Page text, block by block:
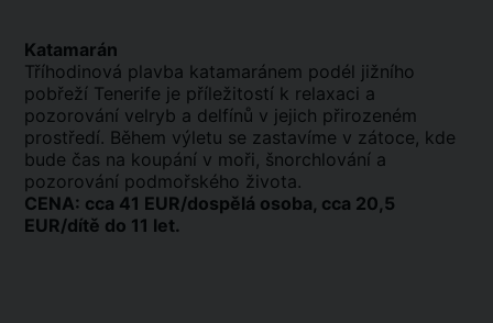
Katamarán
Tříhodinová plavba katamaránem podél jižního
pobřeží Tenerife je příležitostí k relaxaci a
pozorování velryb a delfínů v jejich přirozeném
prostředí. Během výletu se zastavíme v zátoce, kde
bude čas na koupání v moři, šnorchlování a
pozorování podmořského života.
CENA: cca 41 EUR/dospělá osoba, cca 20,5
EUR/dítě do 11 let.